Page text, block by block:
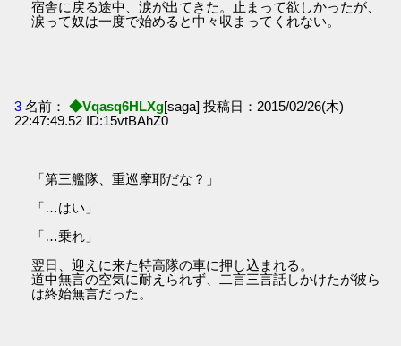
宿舎に戻る途中、涙が出てきた。止まって欲しかったが、
涙って奴は一度で始めると中々収まってくれない。
3 名前： ◆Vqasq6HLXg[saga] 投稿日：2015/02/26(木)
22:47:49.52 ID:15vtBAhZ0
「第三艦隊、重巡摩耶だな？」
「…はい」
「…乗れ」
翌日、迎えに来た特高隊の車に押し込まれる。
道中無言の空気に耐えられず、二言三言話しかけたが彼ら
は終始無言だった。